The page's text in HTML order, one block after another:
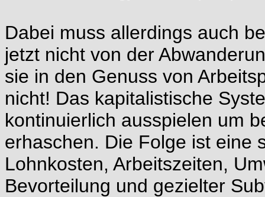
Dabei muss allerdings auch
jetzt nicht von der
sie in den Genuss von
nicht! Das kapitalistische
kontinuierlich ausspielen um
erhaschen. Die Folge ist eine
Lohnkosten, Arbeitszeiten,
Bevorteilung und gezielter